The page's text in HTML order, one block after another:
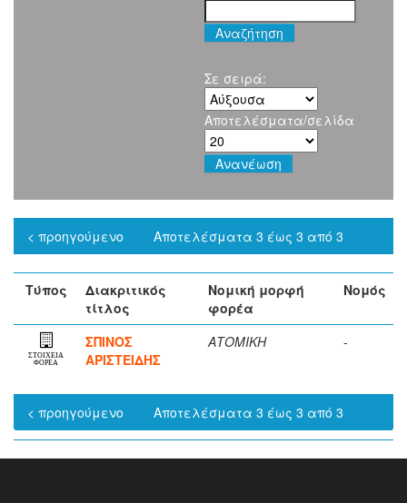
Σε σειρά:
Αποτελέσματα/σελίδα
Αποτελέσματα 3 έως 3 από 3
< προηγούμενο
Τύπος
Διακριτικός
τίτλος
Νομική μορφή
φορέα
Νομός
ΣΤΟΙΧΕΙΑ
ΦΟΡΕΑ
ΣΠΙΝΟΣ
ΑΡΙΣΤΕΙΔΗΣ
ΑΤΟΜΙΚΗ -
Αποτελέσματα 3 έως 3 από 3
< προηγούμενο